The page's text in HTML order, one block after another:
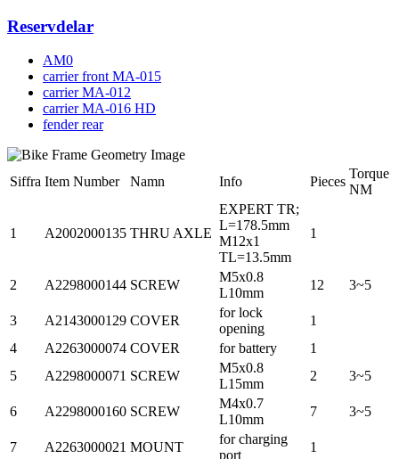
Reservdelar
AM0
carrier front MA-015
carrier MA-012
carrier MA-016 HD
fender rear
Siffra Item Number Namn Info Pieces
Torque
NM
1 A2002000135 THRU AXLE
EXPERT TR;
L=178.5mm
M12x1
TL=13.5mm
1
2 A2298000144 SCREW
M5x0.8
L10mm
12 3~5
3 A2143000129 COVER
for lock
opening
1
4
A2263000074 COVER for battery
1
5
A2298000071 SCREW
M5x0.8
L15mm
2 3~5
6 A2298000160 SCREW
M4x0.7
L10mm
7 3~5
7 A2263000021 MOUNT
for charging
port
1